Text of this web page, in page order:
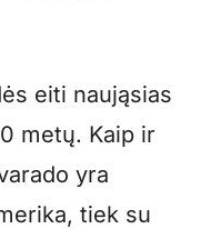
eiti naująsias
metų. Kaip ir
yra
tiek su